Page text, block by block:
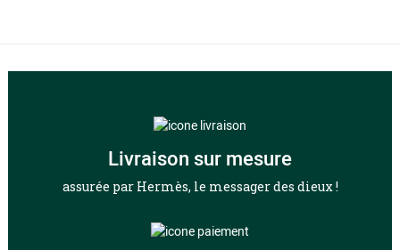
Livraison sur mesure
assurée par Hermès, le messager des dieux !